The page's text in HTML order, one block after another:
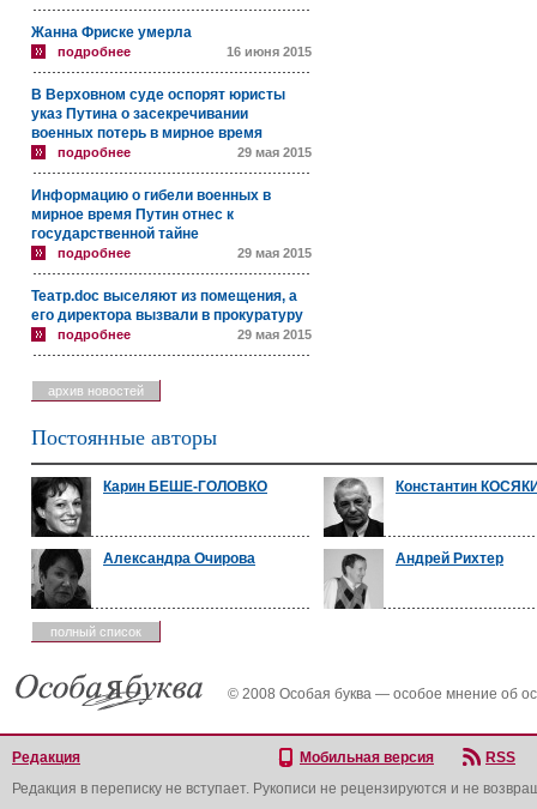
Жанна Фриске умерла
подробнее 16 июня 2015
В Верховном суде оспорят юристы
указ Путина о засекречивании
военных потерь в мирное время
подробнее 29 мая 2015
Информацию о гибели военных в
мирное время Путин отнес к
государственной тайне
подробнее 29 мая 2015
Театр.doc выселяют из помещения, а
его директора вызвали в прокуратуру
подробнее 29 мая 2015
архив новостей
Постоянные авторы
Карин БЕШЕ-ГОЛОВКО Константин
Александра Очирова Андрей Рихтер
полный список
© 2008 Особая буква — особое мнение об
Редакция Мобильная версия
RSS
Редакция в переписку не вступает. Рукописи не рецензируются и не